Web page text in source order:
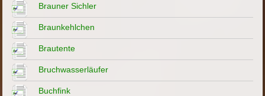
Brauner Sichler
Braunkehlchen
Brautente
Bruchwasserläufer
Buchfink